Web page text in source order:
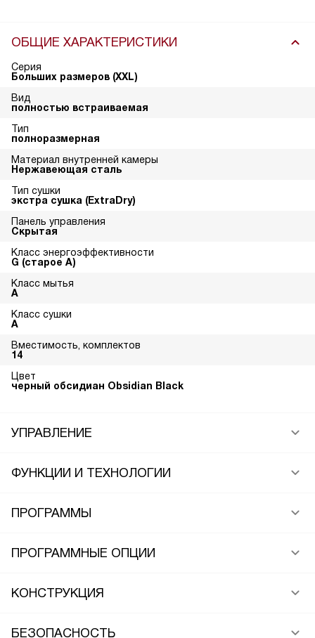
ОБЩИЕ ХАРАКТЕРИСТИКИ
Серия
Больших размеров (XXL)
Вид
полностью встраиваемая
Тип
полноразмерная
Материал внутренней камеры
Нержавеющая сталь
Тип сушки
экстра сушка (ExtraDry)
Панель управления
Скрытая
Класс энергоэффективности
G (старое A)
Класс мытья
A
Класс сушки
A
Вместимость, комплектов
14
Цвет
черный обсидиан Obsidian Black
УПРАВЛЕНИЕ
ФУНКЦИИ И ТЕХНОЛОГИИ
ПРОГРАММЫ
ПРОГРАММНЫЕ ОПЦИИ
КОНСТРУКЦИЯ
БЕЗОПАСНОСТЬ